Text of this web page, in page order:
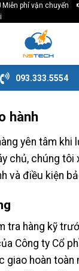
Miễn phí vận chuyển
093.333.5554
hành
yên tâm khi
chủ, chúng
và điều kiện
tra hàng kỹ
Công ty Cổ
giao hoàn toàn